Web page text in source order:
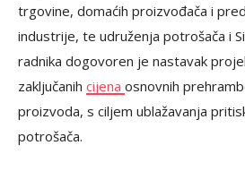
trgovine, domaćih proizvođača i
industrije, te udruženja potrošača i
radnika dogovoren je nastavak
zaključanih cijena osnovnih
proizvoda, s ciljem ublažavanja
potrošača.